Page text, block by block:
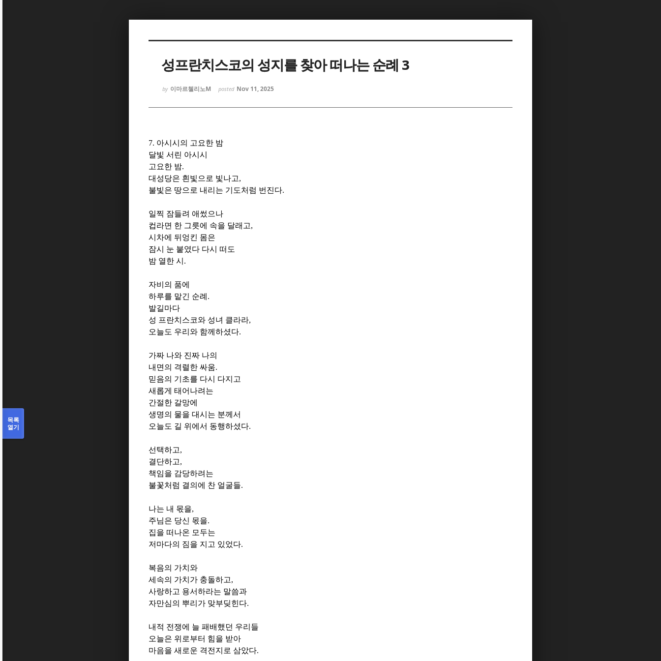
성프란치스코의 성지를 찾아 떠나는 순례 3
by 이마르첼리노M posted Nov 11, 2025
7. 아시시의 고요한 밤
달빛 서린 아시시
고요한 밤.
대성당은 흰빛으로 빛나고,
불빛은 땅으로 내리는 기도처럼 번진다.
일찍 잠들려 애썼으나
컵라면 한 그릇에 속을 달래고,
시차에 뒤엉킨 몸은
잠시 눈 붙였다 다시 떠도
밤 열한 시 .
자비의 품에
하루를 맡긴 순례 .
발길마다
성 프란치스코와 성녀 클라라,
오늘도 우리와 함께하셨다.
가짜 나와 진짜 나의
내면의 격렬한 싸움.
믿음의 기초를 다시 다지고
새롭게 태어나려는
간절한 갈망에
생명의 물을 대시는 분께서
오늘도 길 위에서 동행하셨다.
선택하고,
결단하고,
책임을 감당하려는
불꽃처럼 결의에 찬 얼굴들.
나는 내 몫을,
주님은 당신 몫을.
집을 떠나온 모두는
저마다의 짐을 지고 있었다.
복음의 가치와
세속의 가치가 충돌하고,
사랑하고 용서하라는 말씀과
자만심의 뿌리가 맞부딪힌다.
내적 전쟁에 늘 패배했던 우리들
오늘은 위로부터 힘을 받아
마음을 새로운 격전지로 삼았다.
목록
열기
Sketchbook5, 스케치북5
Sketchbook5, 스케치북5